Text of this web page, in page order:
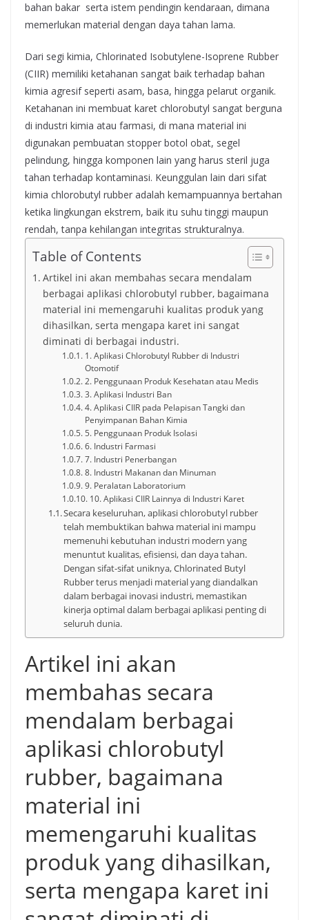
bahan bakar serta istem pendingin kendaraan, dimana
memerlukan material dengan daya tahan lama.
Dari segi kimia, Chlorinated Isobutylene-Isoprene Rubber
(CIIR) memiliki ketahanan sangat baik terhadap bahan
kimia agresif seperti asam, basa, hingga pelarut organik.
Ketahanan ini membuat karet chlorobutyl sangat berguna
di industri kimia atau farmasi, di mana material ini
digunakan pembuatan stopper botol obat, segel
pelindung, hingga komponen lain yang harus steril juga
tahan terhadap kontaminasi. Keunggulan lain dari sifat
kimia chlorobutyl rubber adalah kemampuannya bertahan
ketika lingkungan ekstrem, baik itu suhu tinggi maupun
rendah, tanpa kehilangan integritas strukturalnya.
Table of Contents
Artikel ini akan membahas secara mendalam
berbagai aplikasi chlorobutyl rubber, bagaimana
material ini memengaruhi kualitas produk yang
dihasilkan, serta mengapa karet ini sangat
diminati di berbagai industri.
1. Aplikasi Chlorobutyl Rubber di Industri
Otomotif
2. Penggunaan Produk Kesehatan atau Medis
3. Aplikasi Industri Ban
4. Aplikasi CIIR pada Pelapisan Tangki dan
Penyimpanan Bahan Kimia
5. Penggunaan Produk Isolasi
6. Industri Farmasi
7. Industri Penerbangan
8. Industri Makanan dan Minuman
9. Peralatan Laboratorium
10. Aplikasi CIIR Lainnya di Industri Karet
Secara keseluruhan, aplikasi chlorobutyl rubber
telah membuktikan bahwa material ini mampu
memenuhi kebutuhan industri modern yang
menuntut kualitas, efisiensi, dan daya tahan.
Dengan sifat-sifat uniknya, Chlorinated Butyl
Rubber terus menjadi material yang diandalkan
dalam berbagai inovasi industri, memastikan
kinerja optimal dalam berbagai aplikasi penting di
seluruh dunia.
Artikel ini akan
membahas secara
mendalam berbagai
aplikasi chlorobutyl
rubber, bagaimana
material ini
memengaruhi kualitas
produk yang dihasilkan,
serta mengapa karet ini